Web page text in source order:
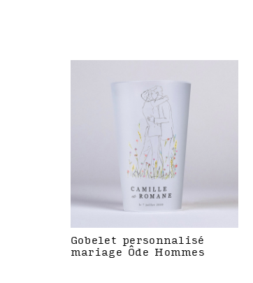
Gobelet personnalisé
mariage Ôde Hommes